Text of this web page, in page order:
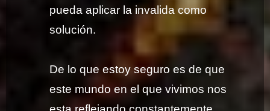
pueda aplicar la invalida como
solución.
De lo que estoy seguro es de que
este mundo en el que vivimos nos